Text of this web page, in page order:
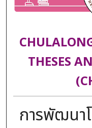
THESES
การพัฒนา